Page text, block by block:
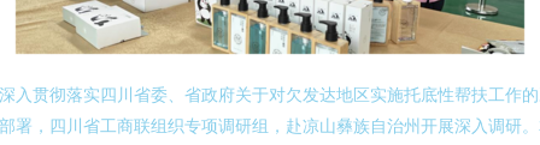
入贯彻落实四川省委、省政府关于对欠发达地区实施托底性帮扶工作
署，四川省工商联组织专项调研组，赴凉山彝族自治州开展深入调研